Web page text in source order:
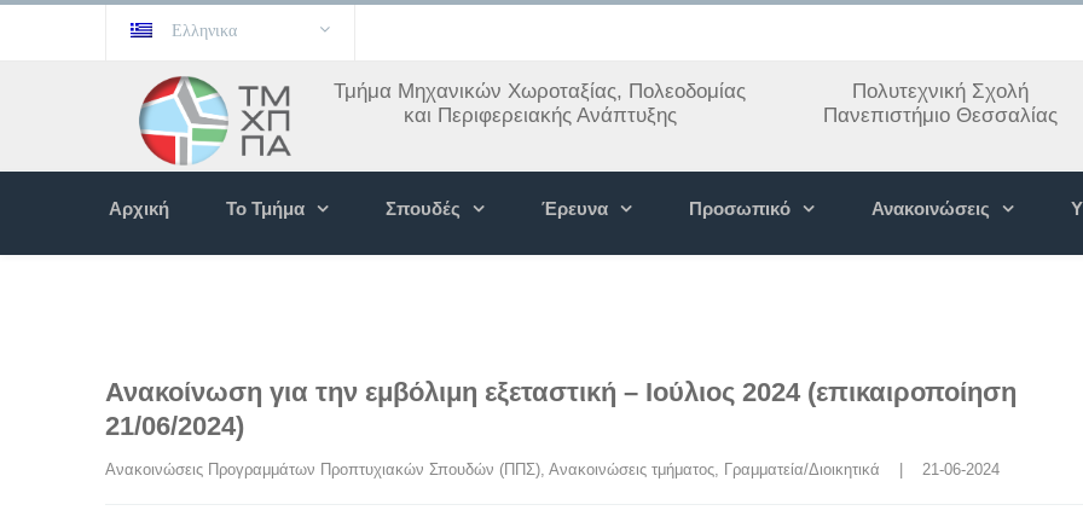
Ελληνικα
Τμήμα Μηχανικών Χωροταξίας, Πολεοδομίας
και Περιφερειακής Ανάπτυξης
Πολυτεχνική Σχολή
Πανεπιστήμιο Θεσσαλίας
Αρχική Το Τμήμα Σπουδές Έρευνα Προσωπικό Ανακοινώσεις
Ανακοίνωση για την εμβόλιμη εξεταστική – Ιούλιος 2024 (επικαιροποίηση
21/06/2024)
Ανακοινώσεις Προγραμμάτων Προπτυχιακών Σπουδών (ΠΠΣ), Ανακοινώσεις τμήματος, Γραμματεία/Διοικητικά
    |    21-06-2024